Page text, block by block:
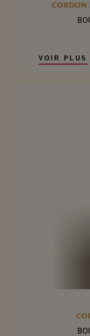
CORDON
VOIR PLUS